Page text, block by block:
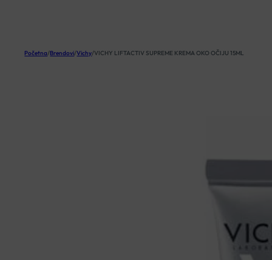
Početna/Brendovi/Vichy/VICHY LIFTACTIV SUPREME KREMA OKO OČIJU 15ML